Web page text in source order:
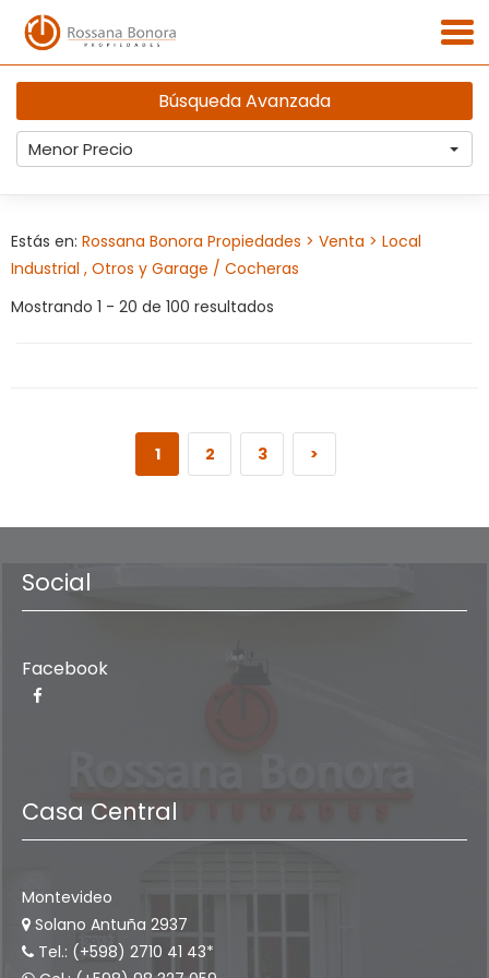
Búsqueda Avanzada
Menor Precio
Estás en: Rossana Bonora Propiedades > Venta > Local
Industrial , Otros y Garage / Cocheras
Mostrando 1 - 20 de 100 resultados
1 2 3 >
Social
Facebook
Casa Central
Montevideo
Solano Antuña 2937
Tel.: (+598) 2710 41 43*